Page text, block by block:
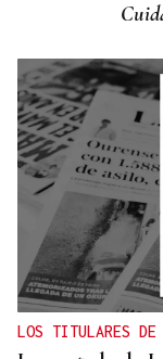
LOS TITULARES DE